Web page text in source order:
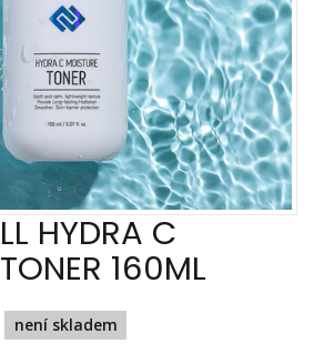
HYDRA C
160ML
není skladem